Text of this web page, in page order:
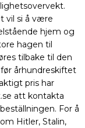
vil si å være
hjem og
hagen til
tilbake til den
århundreskiftet
pris har
att kontakta
For å
Hitler, Stalin,